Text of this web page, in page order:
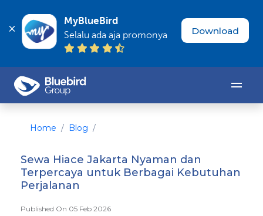
MyBlueBird
Selalu ada aja promonya Download
Home Blog
Sewa Hiace Jakarta Nyaman dan
Terpercaya untuk Berbagai Kebutuhan
Perjalanan
Published On 05 Feb 2026